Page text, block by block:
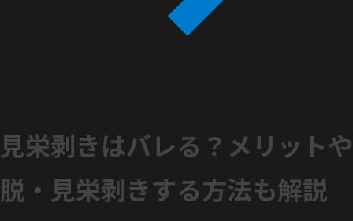
見栄剥きはバレる？メリットや
脱・見栄剥きする方法も解説